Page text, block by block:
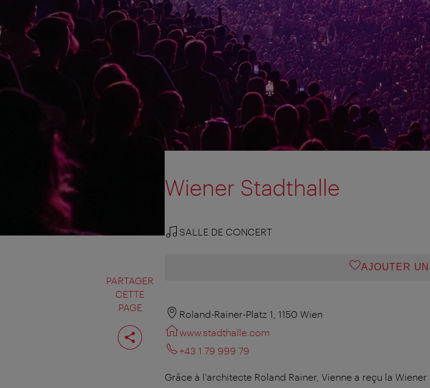
PARTAGER
CETTE
PAGE
Partager
cette
page
Wiener Stadthalle
SALLE DE CONCERT
AJOUTER UN
Roland-Rainer-Platz 1, 1150 Wien
www.stadthalle.com
+43 1 79 999 79
Grâce à l'architecte Roland Rainer, Vienne a reçu la